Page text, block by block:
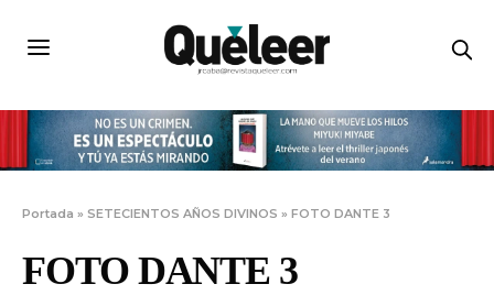
Portada »SETECIENTOS AÑOS DIVINOS »FOTO DANTE 3
FOTO DANTE 3